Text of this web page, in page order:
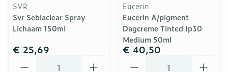
SVR
Svr Sebiaclear Spray
Lichaam 150ml
€ 25,69
Eucerin
Eucerin A/pigment
Dagcreme Tinted Ip30
Medium 50ml
€ 40,50